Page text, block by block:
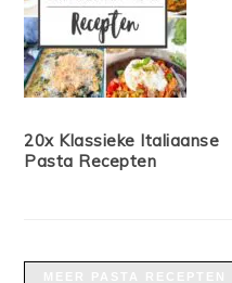
20x Klassieke Italiaanse
Pasta Recepten